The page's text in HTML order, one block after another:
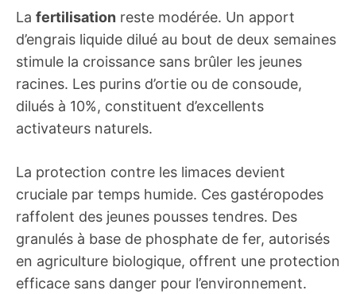
La fertilisation reste modérée. Un apport
d’engrais liquide dilué au bout de deux semaines
stimule la croissance sans brûler les jeunes
racines. Les purins d’ortie ou de consoude,
dilués à 10%, constituent d’excellents
activateurs naturels.
La protection contre les limaces devient
cruciale par temps humide. Ces gastéropodes
raffolent des jeunes pousses tendres. Des
granulés à base de phosphate de fer, autorisés
en agriculture biologique, offrent une protection
efficace sans danger pour l’environnement.